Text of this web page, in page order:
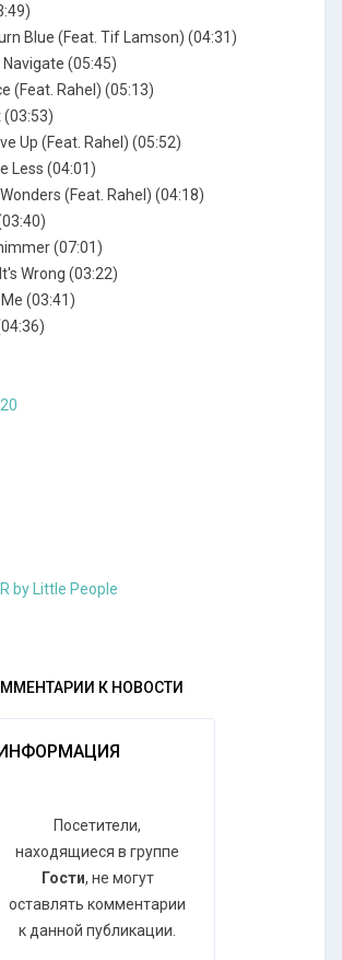
Blue (Feat. Tif Lamson) (04:31)
Navigate (05:45)
(Feat. Rahel) (05:13)
(03:53)
Up (Feat. Rahel) (05:52)
Less (04:01)
(Feat. Rahel) (04:18)
(07:01)
Wrong (03:22)
(03:41)
by Little People
К НОВОСТИ
Посетители,
находящиеся в группе
Гости, не могут
оставлять комментарии
к данной публикации.